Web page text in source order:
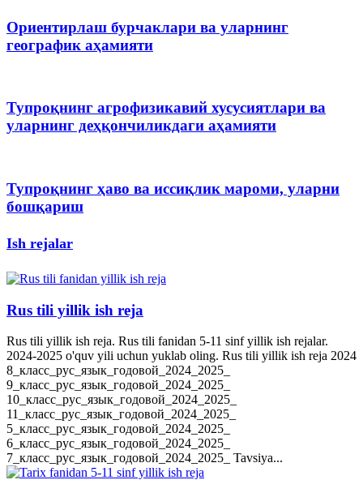
Ориентирлаш бурчаклари ва уларнинг
географик аҳамияти
Тупроқнинг агрофизикавий хусусиятлари ва
уларнинг деҳқончиликдаги аҳамияти
Тупроқнинг ҳаво ва иссиқлик мароми, уларни
бошқариш
Ish rejalar
Rus tili yillik ish reja
Rus tili yillik ish reja. Rus tili fanidan 5-11 sinf yillik ish rejalar.
2024-2025 o'quv yili uchun yuklab oling. Rus tili yillik ish reja 2024
8_класс_рус_язык_годовой_2024_2025_
9_класс_рус_язык_годовой_2024_2025_
10_класс_рус_язык_годовой_2024_2025_
11_класс_рус_язык_годовой_2024_2025_
5_класс_рус_язык_годовой_2024_2025_
6_класс_рус_язык_годовой_2024_2025_
7_класс_рус_язык_годовой_2024_2025_ Tavsiya...